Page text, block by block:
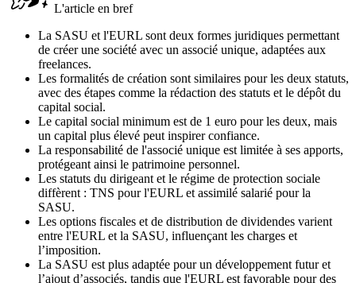
L'article en bref
La SASU et l'EURL sont deux formes juridiques permettant
de créer une société avec un associé unique, adaptées aux
freelances.
Les formalités de création sont similaires pour les deux statuts,
avec des étapes comme la rédaction des statuts et le dépôt du
capital social.
Le capital social minimum est de 1 euro pour les deux, mais
un capital plus élevé peut inspirer confiance.
La responsabilité de l'associé unique est limitée à ses apports,
protégeant ainsi le patrimoine personnel.
Les statuts du dirigeant et le régime de protection sociale
diffèrent : TNS pour l'EURL et assimilé salarié pour la
SASU.
Les options fiscales et de distribution de dividendes varient
entre l'EURL et la SASU, influençant les charges et
l’imposition.
La SASU est plus adaptée pour un développement futur et
l’ajout d’associés, tandis que l'EURL est favorable pour des